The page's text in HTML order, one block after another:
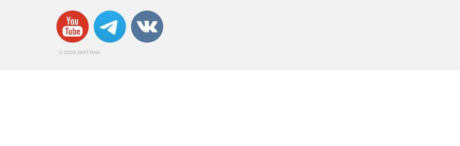
© 2026 ИНП РАН